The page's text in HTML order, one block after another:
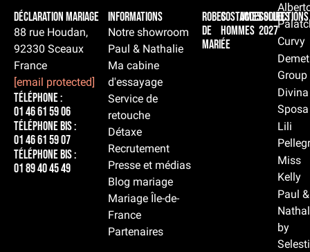
Déclaration Mariage
88 rue Houdan,
92330 Sceaux
France
[email protected]
Téléphone :
01 46 61 59 06
Téléphone BIS :
01 46 61 59 07
Téléphone BIS :
01 89 40 45 49
Informations
Notre showroom
Paul & Nathalie
Ma cabine
d'essayage
Service de
retouche
Détaxe
Recrutement
Presse et médias
Blog mariage
Mariage Île-de-
France
Partenaires
Robes
de
mariée
Costumes
hommes
Accessoires
Collections
2027
Curvy
Group
Divina
Sposa
Lili
Miss
Kelly
Paul &
by